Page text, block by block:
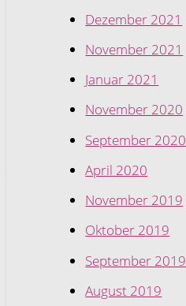
Dezember 2021
November 2021
Januar 2021
November 2020
September 2020
April 2020
November 2019
Oktober 2019
September 2019
August 2019